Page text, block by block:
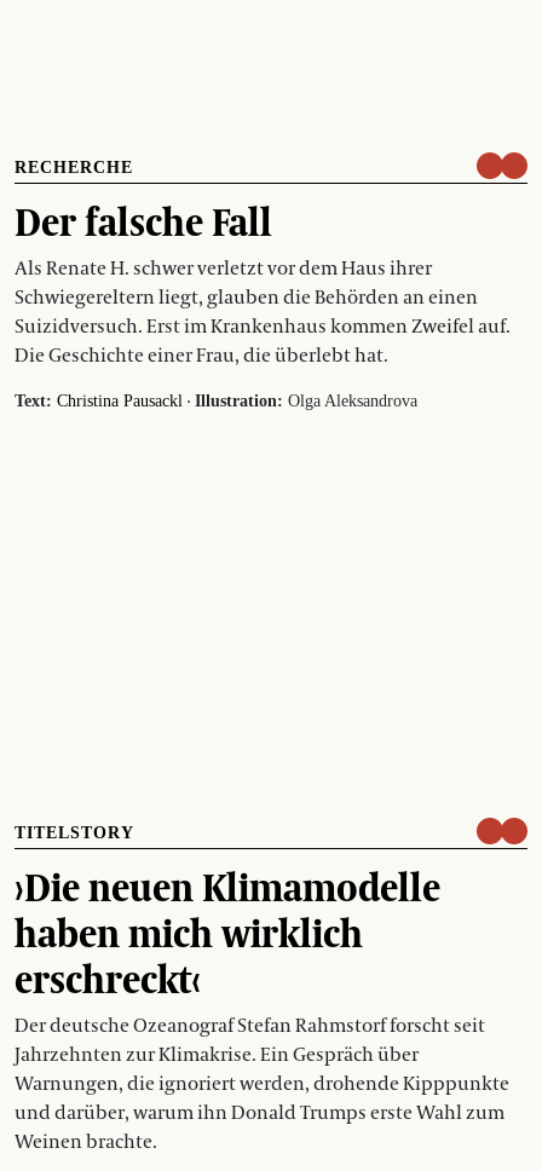
RECHERCHE
Der falsche Fall
Als Renate H. schwer verletzt vor dem Haus ihrer
Schwiegereltern liegt, glauben die Behörden an einen
Suizidversuch. Erst im Krankenhaus kommen Zweifel auf.
Die Geschichte einer Frau, die überlebt hat.
Text: Christina Pausackl · Illustration: Olga Aleksandrova
TITELSTORY
›Die neuen Klimamodelle
haben mich wirklich
erschreckt‹
Der deutsche Ozeanograf Stefan Rahmstorf forscht seit
Jahrzehnten zur Klimakrise. Ein Gespräch über
Warnungen, die ignoriert werden, drohende Kipppunkte
und darüber, warum ihn Donald Trumps erste Wahl zum
Weinen brachte.